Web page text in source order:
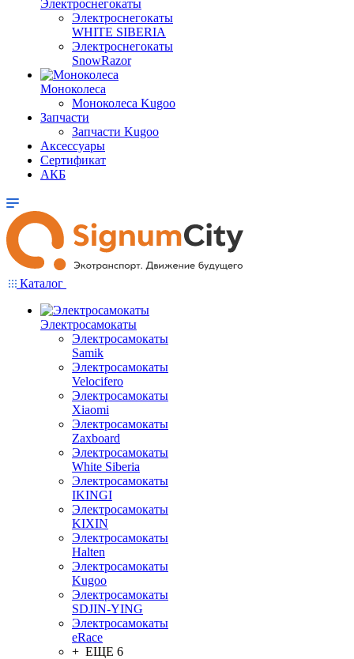
Электроснегокаты
Электроснегокаты
WHITE SIBERIA
Электроснегокаты
SnowRazor
Моноколеса
Моноколеса Kugoo
Запчасти
Запчасти Kugoo
Аксессуары
Сертификат
АКБ
Каталог
Электросамокаты
Электросамокаты
Samik
Электросамокаты
Velocifero
Электросамокаты
Xiaomi
Электросамокаты
Zaxboard
Электросамокаты
White Siberia
Электросамокаты
IKINGI
Электросамокаты
KIXIN
Электросамокаты
Halten
Электросамокаты
Kugoo
Электросамокаты
SDJIN-YING
Электросамокаты
eRace
+ ЕЩЕ 6